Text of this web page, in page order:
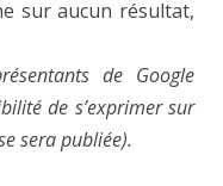
sur aucun résultat,
de Google
de s’exprimer sur
sera publiée).